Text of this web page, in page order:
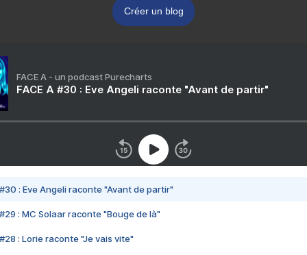
Créer un blog
FACE A - un podcast Purecharts
FACE A #30 : Eve Angeli raconte "Avant de partir"
#30 : Eve Angeli raconte "Avant de partir"
#29 : MC Solaar raconte "Bouge de là"
#28 : Lorie raconte "Je vais vite"